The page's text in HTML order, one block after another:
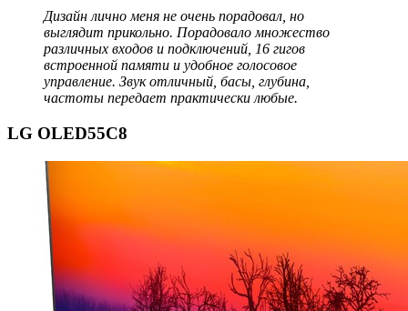
Дизайн лично меня не очень порадовал, но
выглядит прикольно. Порадовало множество
различных входов и подключений, 16 гигов
встроенной памяти и удобное голосовое
управление. Звук отличный, басы, глубина,
частоты передает практически любые.
LG OLED55C8